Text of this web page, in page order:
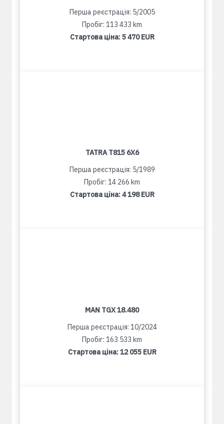
Перша реєстрація: 5/2005
Пробіг: 113 433 km
Стартова ціна:5 470 EUR
TATRA T815 6X6
Перша реєстрація: 5/1989
Пробіг: 14 266 km
Стартова ціна:4 198 EUR
MAN TGX 18.480
Перша реєстрація: 10/2024
Пробіг: 163 533 km
Стартова ціна:12 055 EUR